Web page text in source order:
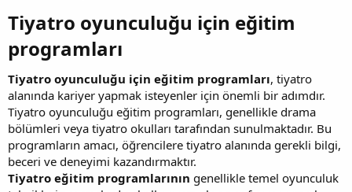
Tiyatro oyunculuğu için eğitim
programları​
Tiyatro oyunculuğu için eğitim programları, tiyatro
alanında kariyer yapmak isteyenler için önemli bir adımdır.
Tiyatro oyunculuğu eğitim programları, genellikle drama
bölümleri veya tiyatro okulları tarafından sunulmaktadır. Bu
programların amacı, öğrencilere tiyatro alanında gerekli bilgi,
beceri ve deneyimi kazandırmaktır.
Tiyatro eğitim programlarının genellikle temel oyunculuk